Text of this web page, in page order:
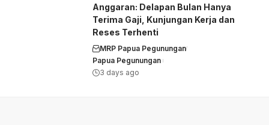
Anggaran: Delapan Bulan Hanya
Terima Gaji, Kunjungan Kerja dan
Reses Terhenti
MRP Papua Pegunungan
Papua Pegunungan
3 days ago